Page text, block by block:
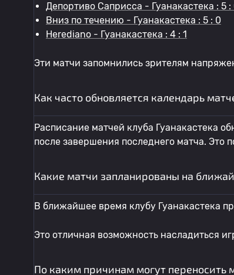
Депортиво Саприсса - Гуанакастека : 5 :
Вниз по течению - Гуанакастека : 5 : 0
Herediano - Гуанакастека : 4 : 1
Эти матчи запомнились зрителям
Как часто обновляется календарь
Расписание матчей клуба Гуанакастека
после завершения последнего матча. Это
Какие матчи запланированы на
В ближайшее время клубу Гуанакастека
Это отличная возможность насладиться
По каким причинам могут переносить